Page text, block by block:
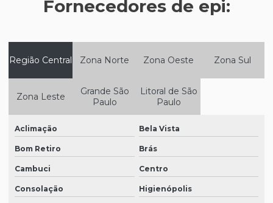
Epi para indústria de alimentos
Epi para indústria de tintas
Epi máscara de proteção respiratória
Epi para metalúrgica
Epi para trabalho em altura
Equipamentos de epi
Equipamentos epi sp
Fornecedores de epi:
Região Central Zona Norte Zona Oeste Zona Sul
Zona Leste
Grande São
Paulo
Litoral de São
Paulo
Aclimação Bela Vista
Bom Retiro Brás
Cambuci Centro
Consolação Higienópolis